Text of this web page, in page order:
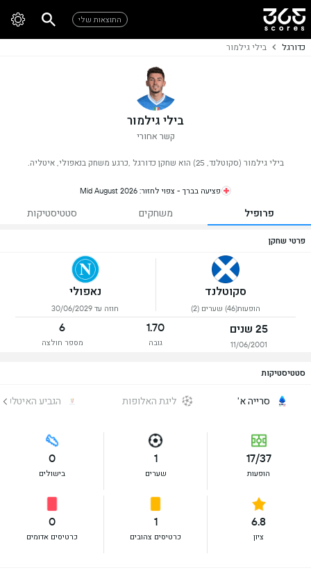
התוצאות שלי
כדורגל בילי גילמור
בילי גילמור
קשר אחורי
בילי גילמור (סקוטלנד, 25) הוא שחקן כדורגל ,כרגע משחק בנאפולי, איטליה.
פציעה בברך - צפוי לחזור: Mid August 2026
פרופיל משחקים סטטיסטיקות
פרטי שחקן
סקוטלנד
הופעות(46) שערים (2)
נאפולי
חוזה עד 30/06/2029
25 שנים
11/06/2001
1.70
גובה
6
מספר חולצה
סטטיסטיקות
סרייה א' ליגת האלופות הגביע האיטלקי
17/37
הופעות
1
שערים
0
בישולים
6.8
ציון
1
כרטיסים צהובים
0
כרטיסים אדומים